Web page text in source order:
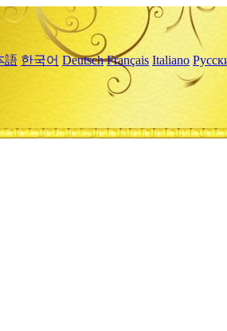
語 한국어 Deutsch Français Italiano